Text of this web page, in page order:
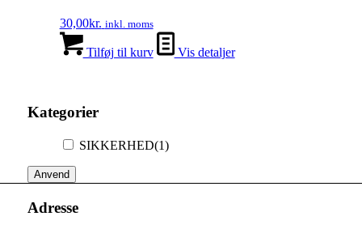
30,00kr. inkl. moms
Tilføj til kurv Vis detaljer
Kategorier
SIKKERHED(1)
Anvend
Adresse